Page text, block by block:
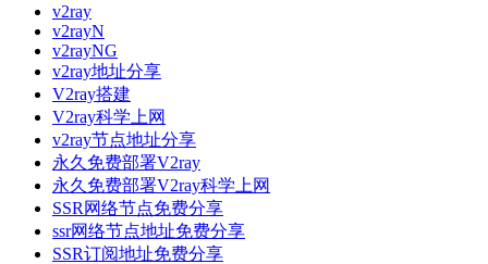
v2ray
v2rayN
v2rayNG
v2ray地址分享
V2ray搭建
V2ray科学上网
v2ray节点地址分享
永久免费部署V2ray
永久免费部署V2ray科学上网
SSR网络节点免费分享
ssr网络节点地址免费分享
SSR订阅地址免费分享